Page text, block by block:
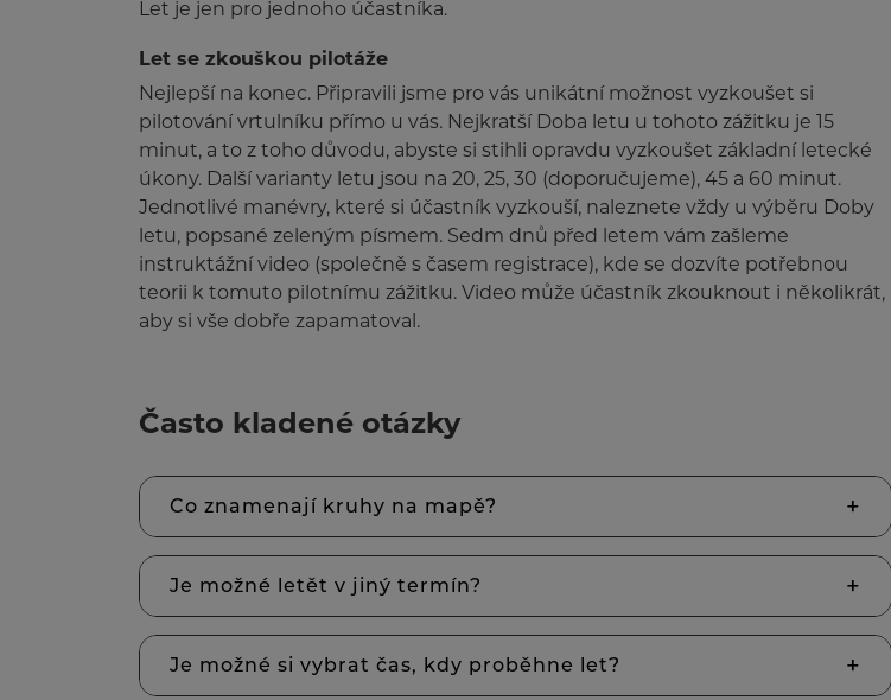
Let je jen pro jednoho účastníka.
Let se zkouškou pilotáže
Nejlepší na konec. Připravili jsme pro vás unikátní možnost vyzkoušet si
pilotování vrtulníku přímo u vás. Nejkratší Doba letu u tohoto zážitku je 15
minut, a to z toho důvodu, abyste si stihli opravdu vyzkoušet základní letecké
úkony. Další varianty letu jsou na 20, 25, 30 (doporučujeme), 45 a 60 minut.
Jednotlivé manévry, které si účastník vyzkouší, naleznete vždy u výběru Doby
letu, popsané zeleným písmem. Sedm dnů před letem vám zašleme
instruktážní video (společně s časem registrace), kde se dozvíte potřebnou
teorii k tomuto pilotnímu zážitku. Video může účastník zkouknout i několikrát,
aby si vše dobře zapamatoval.
Často kladené otázky
Co znamenají kruhy na mapě?
Je možné letět v jiný termín?
Je možné si vybrat čas, kdy proběhne let?